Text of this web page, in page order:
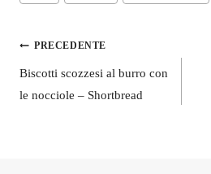
articolo:
Navigazione
articoli
PRECEDENTE
Biscotti scozzesi al burro con
le nocciole – Shortbread